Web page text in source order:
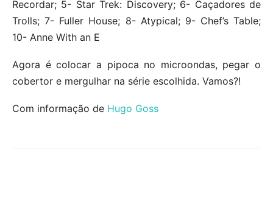
Recordar; 5- Star Trek: Discovery; 6- Caçadores de
Trolls; 7- Fuller House; 8- Atypical; 9- Chef’s Table;
10- Anne With an E
Agora é colocar a pipoca no microondas, pegar o
cobertor e mergulhar na série escolhida. Vamos?!
Com informação de Hugo Goss